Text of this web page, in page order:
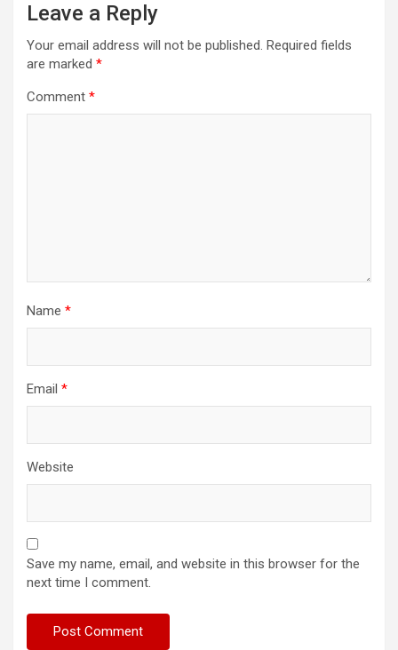
Leave a Reply
Your email address will not be published. Required fields
are marked *
Comment *
Name *
Email *
Website
Save my name, email, and website in this browser for the
next time I comment.